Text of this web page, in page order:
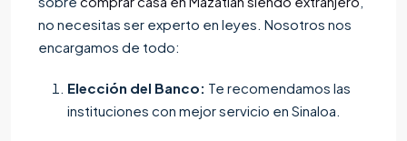
no necesitas ser experto en leyes. Nosotros nos
encargamos de todo:
Elección del Banco: Te recomendamos las
instituciones con mejor servicio en Sinaloa.